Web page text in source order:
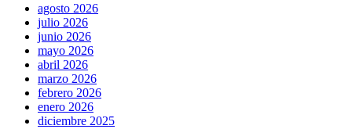
agosto 2026
julio 2026
junio 2026
mayo 2026
abril 2026
marzo 2026
febrero 2026
enero 2026
diciembre 2025